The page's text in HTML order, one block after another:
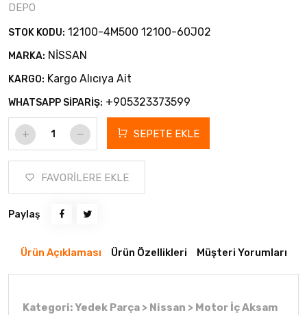
DEPO
STOK KODU: 12100-4M500 12100-60J02
MARKA: NİSSAN
KARGO: Kargo Alıcıya Ait
WHATSAPP SİPARİŞ: +905323373599
SEPETE EKLE
FAVORİLERE EKLE
Paylaş
Ürün Açıklaması Ürün Özellikleri Müşteri Yorumları
Kategori: Yedek Parça > Nissan > Motor İç Aksam